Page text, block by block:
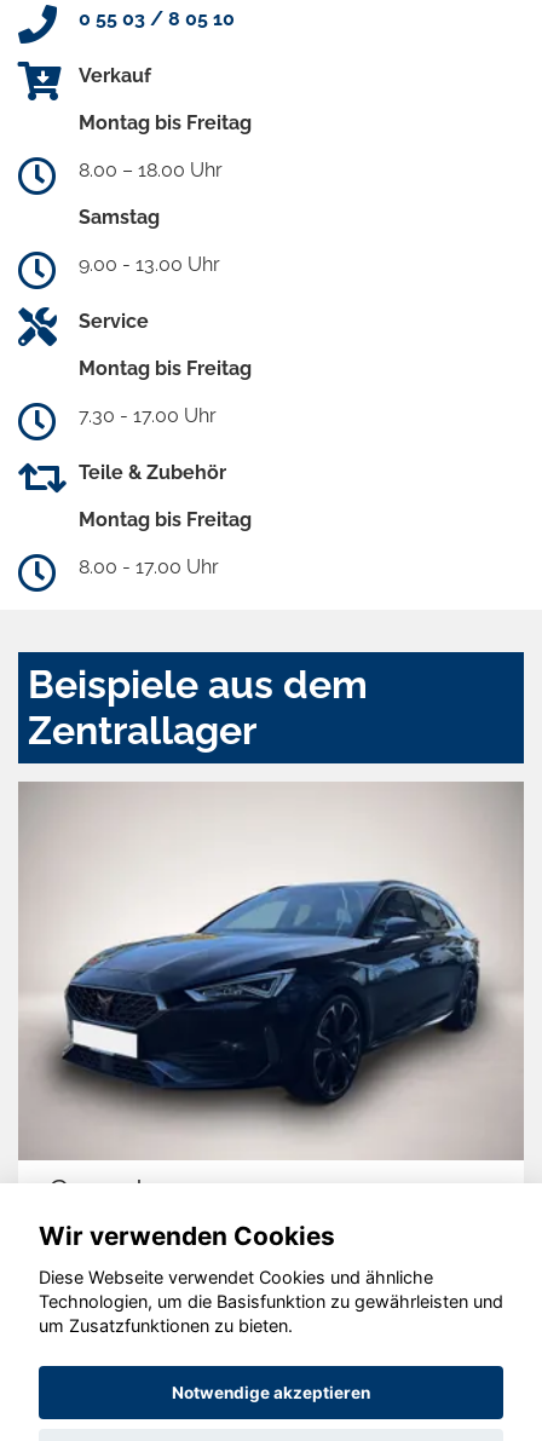
0 55 03 / 8 05 10
Verkauf
Montag bis Freitag
8.00 – 18.00 Uhr
Samstag
9.00 - 13.00 Uhr
Service
Montag bis Freitag
7.30 - 17.00 Uhr
Teile & Zubehör
Montag bis Freitag
8.00 - 17.00 Uhr
Beispiele aus dem
Zentrallager
Cupra Leon
© konjunkturmotor.de GmbH 2020 - 2026
Wir verwenden Cookies
Diese Webseite verwendet Cookies und ähnliche
Technologien, um die Basisfunktion zu gewährleisten und
um Zusatzfunktionen zu bieten.
Notwendige akzeptieren